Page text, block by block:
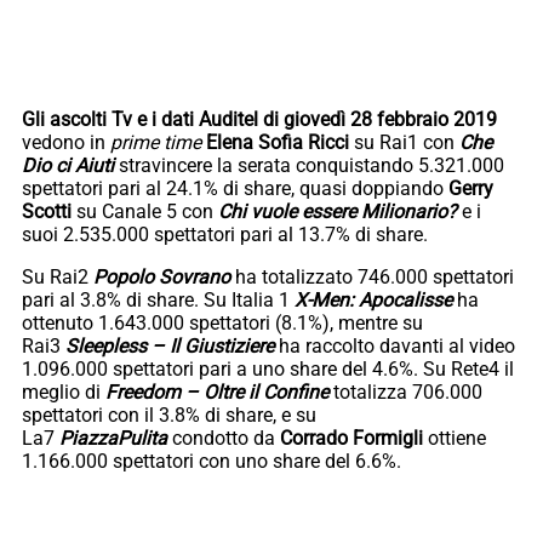
Gli ascolti Tv e i dati Auditel di giovedì 28 febbraio 2019
vedono in prime time Elena Sofia Ricci su Rai1 con Che
Dio ci Aiutistravincere la serata conquistando 5.321.000
spettatori pari al 24.1% di share, quasi doppiando Gerry
Scotti su Canale 5 con Chi vuole essere Milionario?e i
suoi 2.535.000 spettatori pari al 13.7% di share.
Su Rai2 Popolo Sovranoha totalizzato 746.000 spettatori
pari al 3.8% di share. Su Italia 1 X-Men: Apocalisseha
ottenuto 1.643.000 spettatori (8.1%), mentre su
Rai3 Sleepless – Il Giustiziereha raccolto davanti al video
1.096.000 spettatori pari a uno share del 4.6%. Su Rete4 il
meglio di Freedom – Oltre il Confinetotalizza 706.000
spettatori con il 3.8% di share, e su
La7 PiazzaPulitacondotto da Corrado Formigli ottiene
1.166.000 spettatori con uno share del 6.6%.